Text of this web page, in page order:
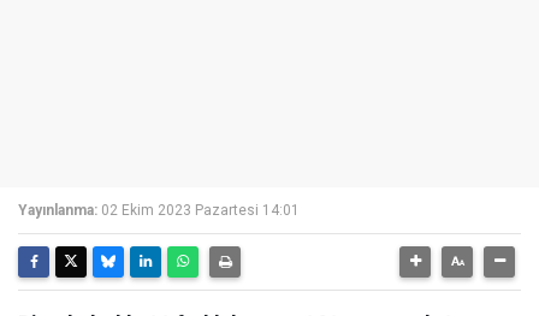
Yayınlanma: 02 Ekim 2023 Pazartesi 14:01